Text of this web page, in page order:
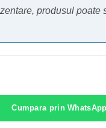
produsul poate
Cumpara prin WhatsApp